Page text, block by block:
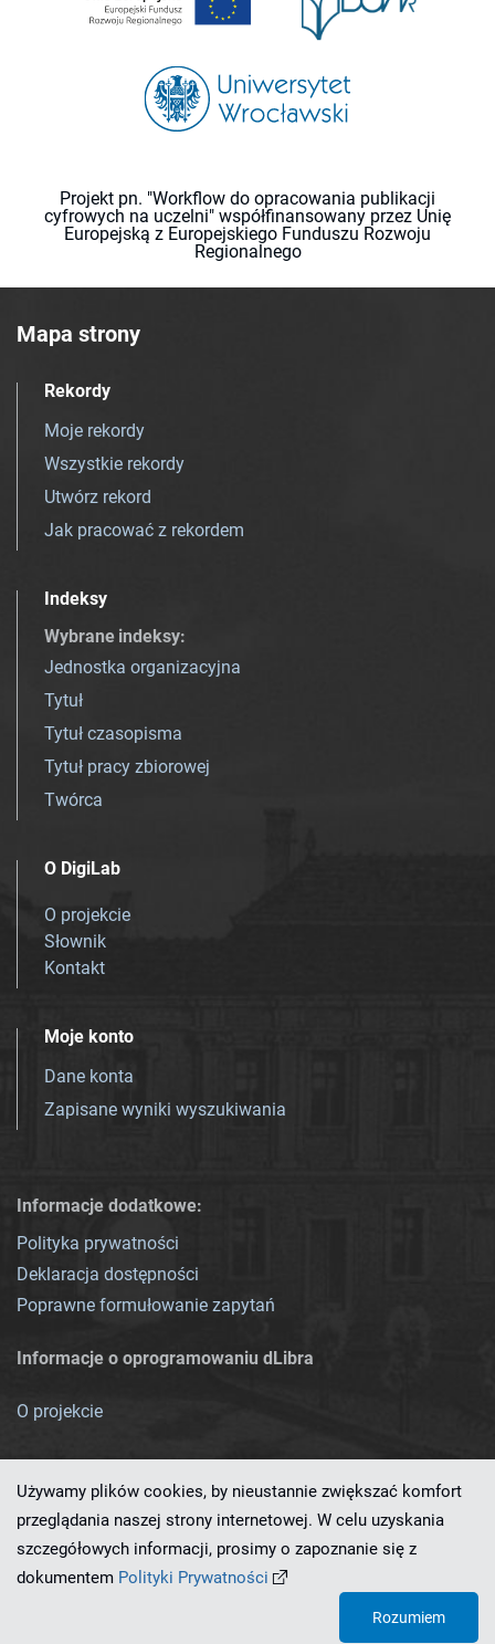
Projekt pn. "Workflow do opracowania publikacji
cyfrowych na uczelni" współfinansowany przez Unię
Europejską z Europejskiego Funduszu Rozwoju
Regionalnego
Mapa strony
Rekordy
Moje rekordy
Wszystkie rekordy
Utwórz rekord
Jak pracować z rekordem
Indeksy
Wybrane indeksy:
Jednostka organizacyjna
Tytuł
Tytuł czasopisma
Tytuł pracy zbiorowej
Twórca
O DigiLab
O projekcie
Słownik
Kontakt
Moje konto
Dane konta
Zapisane wyniki wyszukiwania
Informacje dodatkowe:
Polityka prywatności
Deklaracja dostępności
Poprawne formułowanie zapytań
Informacje o oprogramowaniu dLibra
O projekcie
Ten serwis działa dzięki oprogramowaniu
Używamy plików cookies, by nieustannie zwiększać komfort
przeglądania naszej strony internetowej. W celu uzyskania
szczegółowych informacji, prosimy o zapoznanie się z
dokumentem Polityki Prywatności
Rozumiem